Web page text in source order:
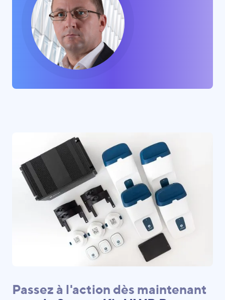
Passez à l'action dès maintenant